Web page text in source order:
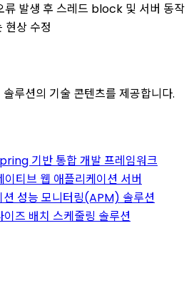
발생 후 스레드 block 및 서버 동작
현상 수정
루션의 기술 콘텐츠를 제공합니다.
기반 통합 개발 프레임워크
이티브 웹 애플리케이션 서버
션 성능 모니터링(APM) 솔루션
이즈 배치 스케줄링 솔루션